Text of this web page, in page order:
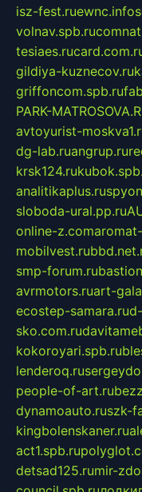
isz-fest.ruewnc.info
volnav.spb.ru
tesiaes.ru
gildiya-kuznecov.ru
griffoncom.spb.ru
PARK-
avtoyurist-
dg-lab.ruangrup.ru
krsk124.ru
analitikaplus.ru
sloboda-ural.pp.ru
online-z.com
mobilvest.ru
smp-forum.ru
avrmotors.ruart-
ecostep-samara.ru
sko.com.ru
kokoroyari.spb.ru
lenderoq.ru
people-of-art.ru
dynamoauto.ruszk-
kingbolenskaner.ru
act1.spb.ru
detsad125.rumir-